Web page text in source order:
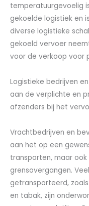
temperatuurgevoelig
gekoelde logistiek en
diverse logistieke
gekoeld vervoer
voor de verkoop voor
Logistieke bedrijven
aan de verplichte en
afzenders bij het
Vrachtbedrijven en
aan het op een
transporten, maar
grensovergangen.
getransporteerd,
en tabak, zijn